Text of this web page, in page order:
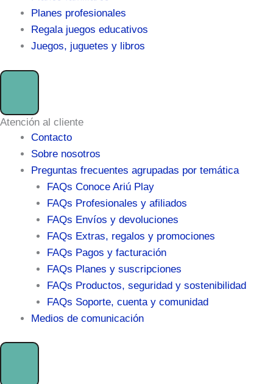
Planes profesionales
Regala juegos educativos
Juegos, juguetes y libros
Atención al cliente
Contacto
Sobre nosotros
Preguntas frecuentes agrupadas por temática
FAQs Conoce Ariú Play
FAQs Profesionales y afiliados
FAQs Envíos y devoluciones
FAQs Extras, regalos y promociones
FAQs Pagos y facturación
FAQs Planes y suscripciones
FAQs Productos, seguridad y sostenibilidad
FAQs Soporte, cuenta y comunidad
Medios de comunicación